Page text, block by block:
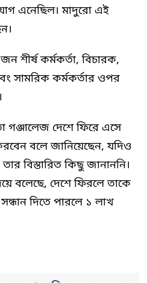
এনেছিল। মাদুরো এই
শীর্ষ কর্মকর্তা, বিচারক,
সামরিক কর্মকর্তার ওপর
গঞ্জালেজ দেশে ফিরে এসে
করবেন বলে জানিয়েছেন, যদিও
বিস্তারিত কিছু জানাননি।
বলেছে, দেশে ফিরলে তাকে
দিতে পারলে ১ লাখ